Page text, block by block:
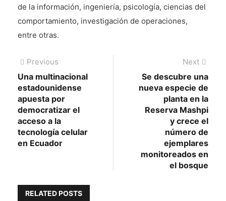
de la información, ingeniería, psicología, ciencias del
comportamiento, investigación de operaciones,
entre otras.
Navegación
de
entradas
Previous
post:
Una multinacional
estadounidense
apuesta por
democratizar el
acceso a la
tecnología celular
en Ecuador
Next
post:
Se descubre una
nueva especie de
planta en la
Reserva Mashpi
y crece el
número de
ejemplares
monitoreados en
el bosque
RELATED POSTS